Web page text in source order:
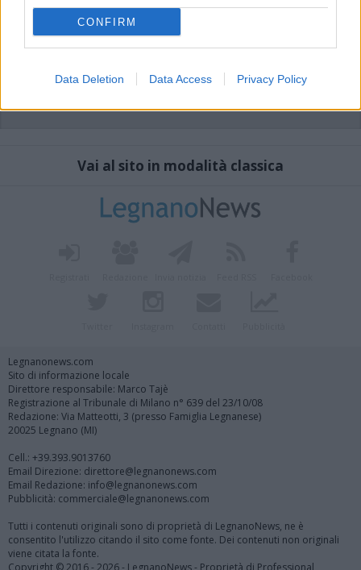
CONFIRM
Data Deletion Data Access Privacy Policy
Vai al sito in modalità classica
Legnanonews.com
Sito di informazione locale
Direttore responsabile: Marco Tajè
Registrazione al Tribunale di Milano n° 639 del 23/10/08
Redazione: Via Matteotti, 3 (presso Famiglia Legnanese)
20025 Legnano (MI)
Cell.: +39.393.9013760
Email Direzione: direttore@legnanonews.com
Email Redazione: info@legnanonews.com
Pubblicità: commerciale@legnanonews.com
Tutti i contenuti originali sono di proprietà di LegnanoNews, ne è
consentito l'utilizzo citando il sito come fonte. Dei contenuti non originali
viene citata la fonte.
Copyright © 2016 - 2026 - LegnanoNews - Proprietà di Professional